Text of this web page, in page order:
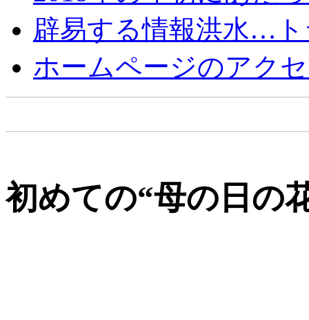
辟易する情報洪水…
ホームページのアク
初めての“母の日の